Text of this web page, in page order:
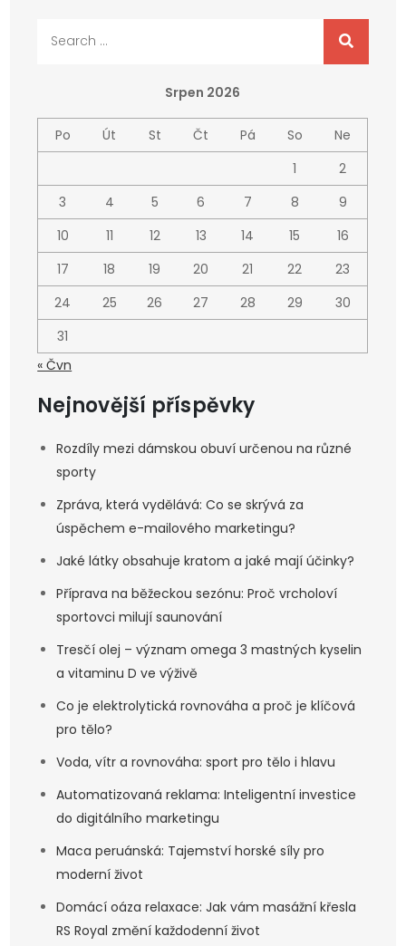
Srpen 2026
Po Út St Čt Pá So
Ne
1
2
3
4 5 6 7 8
9
10
11 12 13 14 15
16
17
18 19 20 21 22
23
24
25 26 27 28 29
30
31
« Čvn
Nejnovější příspěvky
Rozdíly mezi dámskou obuví určenou na různé
sporty
Zpráva, která vydělává: Co se skrývá za
úspěchem e-mailového marketingu?
Jaké látky obsahuje kratom a jaké mají účinky?
Příprava na běžeckou sezónu: Proč vrcholoví
sportovci milují saunování
Tresčí olej – význam omega 3 mastných kyselin
a vitaminu D ve výživě
Co je elektrolytická rovnováha a proč je klíčová
pro tělo?
Voda, vítr a rovnováha: sport pro tělo i hlavu
Automatizovaná reklama: Inteligentní investice
do digitálního marketingu
Maca peruánská: Tajemství horské síly pro
moderní život
Domácí oáza relaxace: Jak vám masážní křesla
RS Royal změní každodenní život